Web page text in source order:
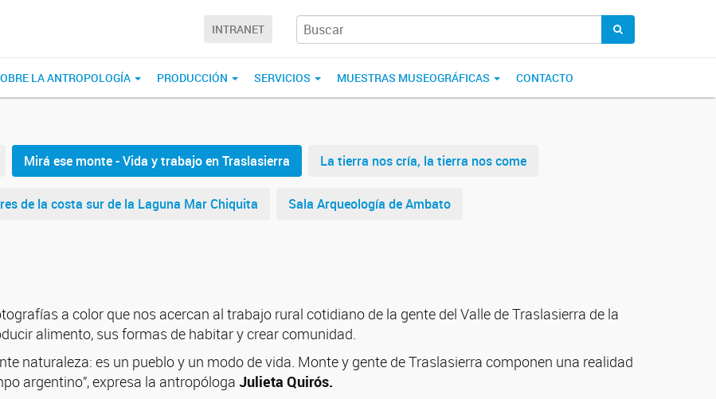
INTRANET
LA ANTROPOLOGÍA PRODUCCIÓN SERVICIOS MUESTRAS MUSEOGRÁFICAS CONTACTO
Mirá ese monte - Vida y trabajo en Traslasierra La tierra nos cría, la tierra nos come
de la costa sur de la Laguna Mar Chiquita Sala Arqueología de Ambato
a color que nos acercan al trabajo rural cotidiano de la gente del Valle de Traslasierra de la
alimento, sus formas de habitar y crear comunidad.
naturaleza: es un pueblo y un modo de vida. Monte y gente de Traslasierra componen una realidad
argentino”, expresa la antropóloga Julieta Quirós.